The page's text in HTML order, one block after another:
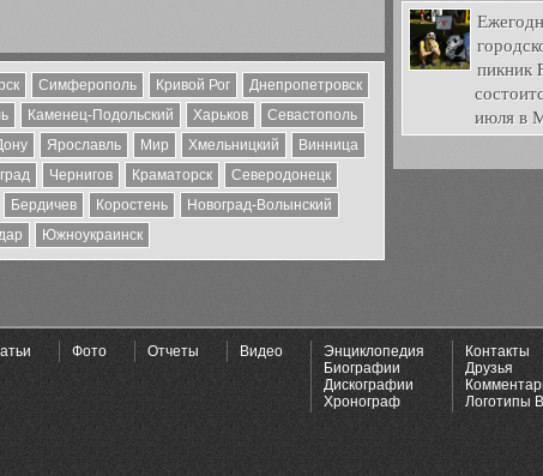
Симферополь Кривой Рог
Днепропетровск
Каменец-Подольский Харьков
Севастополь
Ярославль Мир Хмельницкий
Винница
Чернигов Краматорск
Северодонецк
Бердичев Коростень
Новоград-Волынский
Южноукраинск
пикник
июля в
Фото Отчеты Видео
Энциклопедия
Биографии
Дискографии
Хронограф
Контакты
Друзья
Логотипы